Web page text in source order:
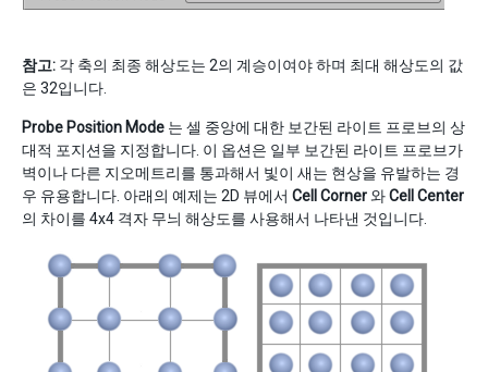
참고: 각 축의 최종 해상도는 2의 계승이여야 하며 최대 해상도의 값
은 32입니다.
Probe Position Mode 는 셀 중앙에 대한 보간된 라이트 프로브의 상
대적 포지션을 지정합니다. 이 옵션은 일부 보간된 라이트 프로브가
벽이나 다른 지오메트리를 통과해서 빛이 새는 현상을 유발하는 경
우 유용합니다. 아래의 예제는 2D 뷰에서 Cell Corner와Cell Center
의 차이를 4x4 격자 무늬 해상도를 사용해서 나타낸 것입니다.